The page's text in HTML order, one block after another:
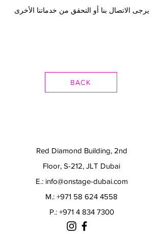
يرجى الاتصال بنا أو التحقق من خدماتنا الأخرى
BACK
Red Diamond Building, 2nd
Floor, S-212, JLT Dubai
E.: info@onstage-dubai.com
M.: +971 58 624 4558
P.: +971 4 834 7300